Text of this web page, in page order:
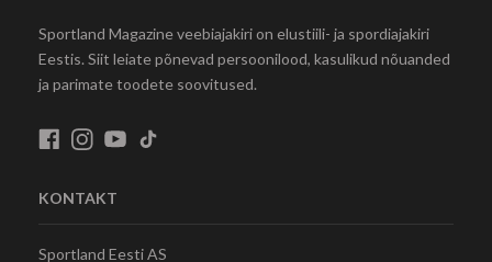
Sportland Magazine veebiajakiri on elustiili- ja spordiajakiri
Eestis. Siit leiate põnevad persoonilood, kasulikud nõuanded
ja parimate toodete soovitused.
KONTAKT
Sportland Eesti AS